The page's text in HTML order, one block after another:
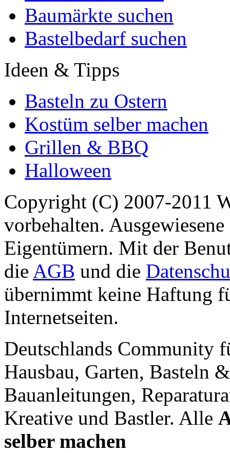
Baumärkte suchen
Bastelbedarf suchen
Ideen & Tipps
Basteln zu Ostern
Kostüm selber machen
Grillen & BBQ
Halloween
Copyright (C) 2007-2011
vorbehalten.
Eigentümern. Mit der
die AGB und die
übernimmt keine Haftung
Internetseiten.
Deutschlands Community
Hausbau, Garten, Basteln
Bauanleitungen,
Kreative und Bastler. Alle
selber machen